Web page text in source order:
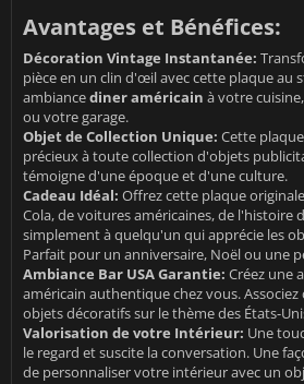
Avantages et Bénéfices:
Décoration Vintage Instantanée:
pièce en un clin d'œil avec cette plaque au
ambiancediner américain à votre
ou votre garage.
Objet de Collection Unique: Cette
précieux à toute collection d'objets
témoigne d'une époque et d'une culture.
Cadeau Idéal: Offrez cette plaque
Cola, de voitures américaines, de l'histoire
simplement à quelqu'un qui apprécie les
Parfait pour un anniversaire, Noël ou une
Ambiance Bar USA Garantie: Créez une
américain authentique chez vous.
objets décoratifs sur le thème des États-
Valorisation de votre Intérieur: Une
le regard et suscite la conversation. Une
de personnaliser votre intérieur avec un